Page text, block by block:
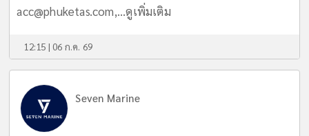
acc@phuketas.com,...ดูเพิ่มเติม
12:15 | 06 ก.ค. 69
Seven Marine